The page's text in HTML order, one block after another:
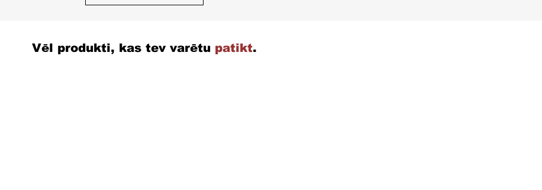
Vēl produkti, kas tev varētu patikt.